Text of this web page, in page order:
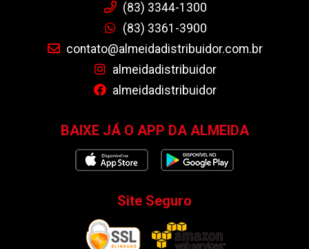
(83) 3344-1300
(83) 3361-3900
contato@almeidadistribuidor.com.br
almeidadistribuidor
almeidadistribuidor
BAIXE JÁ O APP DA ALMEIDA
Site Seguro